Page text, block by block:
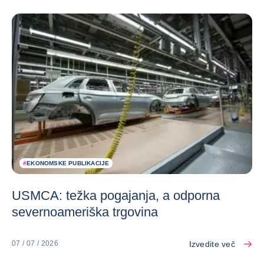
#EKONOMSKE PUBLIKACIJE
USMCA: težka pogajanja, a odporna
severnoameriška trgovina
07 / 07 / 2026 Izvedite več